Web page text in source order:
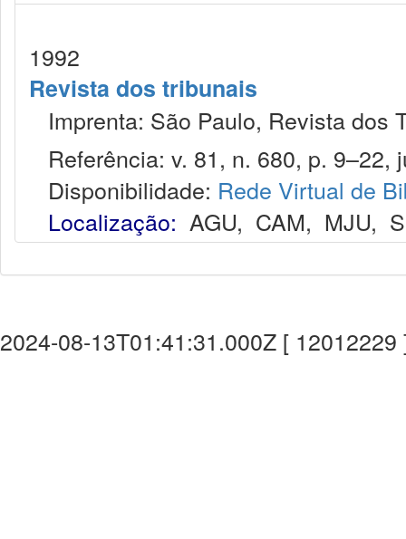
1992
Revista dos tribunais
Imprenta: São Paulo, Revista dos
Referência: v. 81, n. 680, p. 9–22,
Disponibilidade: Rede Virtual de
Localização: AGU, CAM, MJU,
2024-08-13T01:41:31.000Z [ 12012229